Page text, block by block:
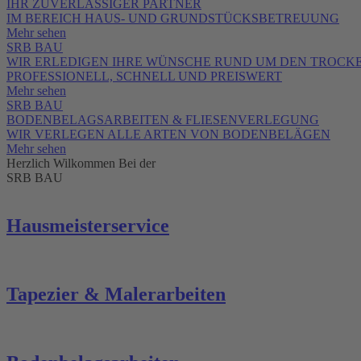
IHR ZUVERLÄSSIGER PARTNER
IM BEREICH HAUS- UND GRUNDSTÜCKSBETREUUNG
Mehr sehen
SRB BAU
WIR ERLEDIGEN IHRE WÜNSCHE RUND UM DEN
PROFESSIONELL, SCHNELL UND PREISWERT
Mehr sehen
SRB BAU
BODENBELAGSARBEITEN & FLIESENVERLEGUNG
WIR VERLEGEN ALLE ARTEN VON BODENBELÄGEN
Mehr sehen
Herzlich Wilkommen Bei der
SRB BAU
Hausmeisterservice
Tapezier & Malerarbeiten